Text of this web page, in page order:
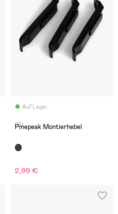
Auf Lager
(0)
Pinepeak Montierhebel
2,99 €